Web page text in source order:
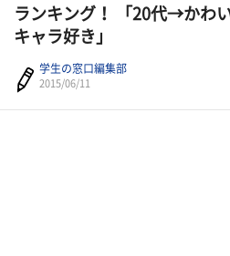
ランキング！ 「20代→かわ
キャラ好き」
学生の窓口編集部
2015/06/11